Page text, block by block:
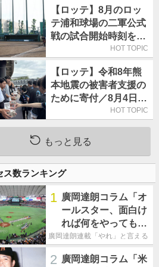
【ロッテ】8月のロッ
テ浦和球場の二軍公式
戦の試合開始時刻を午
前10時30分に変更HOT TOPIC
【ロッテ】令和8年熊
本地震の被害者支援の
ために寄付／8月4日に
は選手たちが募金箱を
HOT TOPIC
もっと見る
ス数ランキング
1 廣岡達朗コラム「オ
ールスター、面白け
れば何をやってもい
いという発想は大間
廣岡達朗連載「やれ」と言える信念
2 廣岡達朗コラム「米